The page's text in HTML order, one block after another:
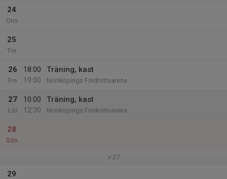
24
Ons
25
Tor
26
Fre
18:00
19:00
Träning, kast
Norrköpings Friidrottsarena
27
Lör
10:00
12:30
Träning, kast
Norrköpings Friidrottsarena
28
Sön
v.27
29